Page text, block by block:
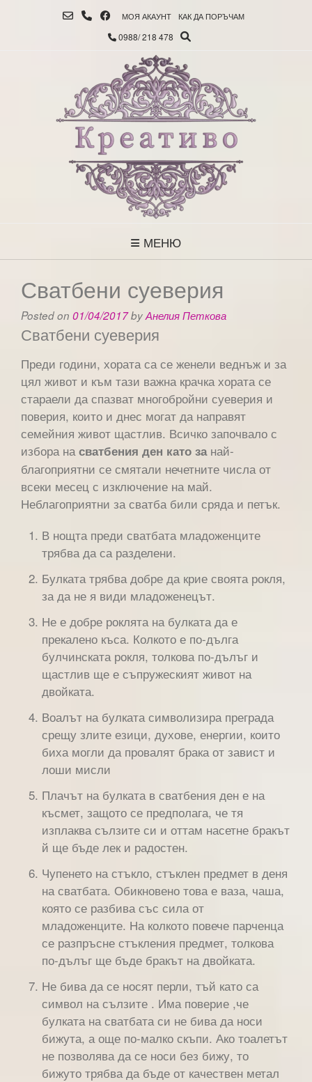
МОЯ АКАУНТ КАК ДА ПОРЪЧАМ
0988/ 218 478
МЕНЮ
Сватбени суеверия
Posted on 01/04/2017byАнелия Петкова
Сватбени суеверия
Преди години, хората са се женели веднъж и за
цял живот и към тази важна крачка хората се
стараели да спазват многобройни суеверия и
поверия, които и днес могат да направят
семейния живот щастлив. Всичко започвало с
избора на сватбения ден като занай-
благоприятни се смятали нечетните числа от
всеки месец с изключение на май.
Неблагоприятни за сватба били сряда и петък.
В нощта преди сватбата младоженците
трябва да са разделени.
Булката трябва добре да крие своята рокля,
за да не я види младоженецът.
Не е добре роклята на булката да е
прекалено къса. Колкото е по-дълга
булчинската рокля, толкова по-дълъг и
щастлив ще е съпружеският живот на
двойката.
Воалът на булката символизира преграда
срещу злите езици, духове, енергии, които
биха могли да провалят брака от завист и
лоши мисли
Плачът на булката в сватбения ден е на
късмет, защото се предполага, че тя
изплаква сълзите си и оттам насетне бракът
й ще бъде лек и радостен.
Чупенето на стъкло, стъклен предмет в деня
на сватбата. Обикновено това е ваза, чаша,
която се разбива със сила от
младоженците. На колкото повече парченца
се разпръсне стъкления предмет, толкова
по-дълъг ще бъде бракът на двойката.
Не бива да се носят перли, тъй като са
символ на сълзите . Има поверие ,че
булката на сватбата си не бива да носи
бижута, а още по-малко скъпи. Ако тоалетът
не позволява да се носи без бижу, то
бижуто трябва да бъде от качествен метал